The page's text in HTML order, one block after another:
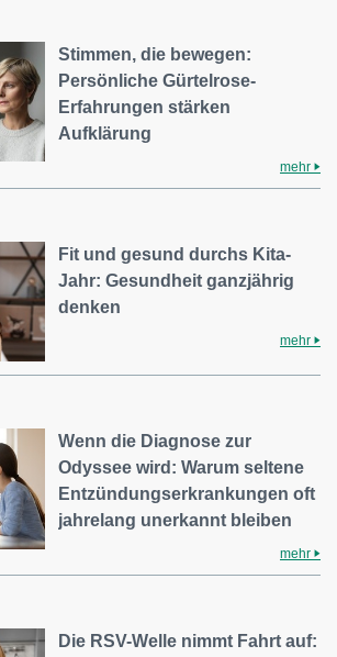
Stimmen, die bewegen:
Persönliche Gürtelrose-
Erfahrungen stärken
Aufklärung
mehr
Fit und gesund durchs Kita-
Jahr: Gesundheit ganzjährig
denken
mehr
Wenn die Diagnose zur
Odyssee wird: Warum seltene
Entzündungserkrankungen oft
jahrelang unerkannt bleiben
mehr
Die RSV-Welle nimmt Fahrt auf: